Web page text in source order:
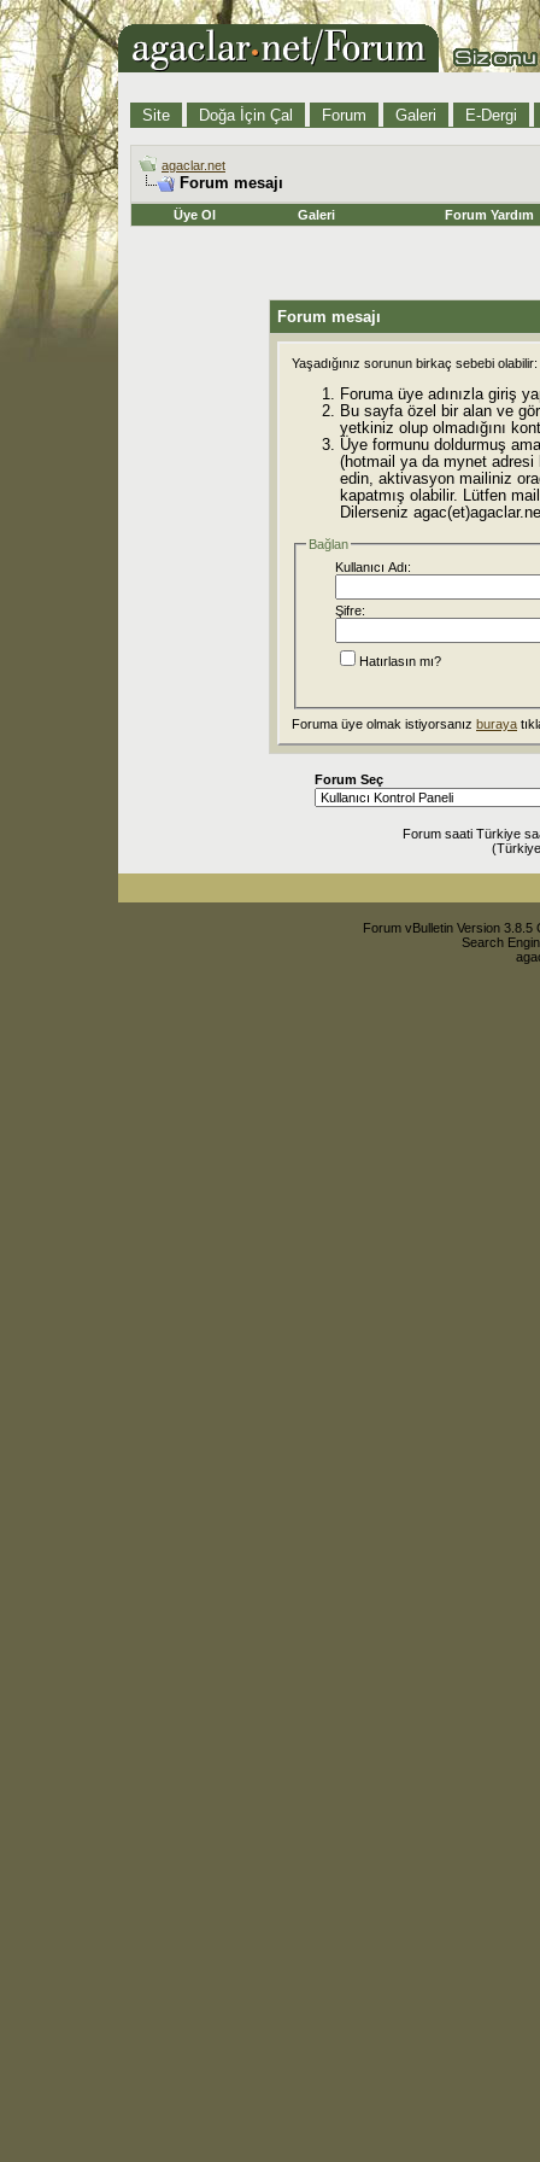
Site Doğa İçin Çal Forum Galeri E-Dergi
agaclar.net
Forum mesajı
Üye Ol Galeri Forum Yardım
Forum mesajı
Yaşadığınız sorunun birkaç sebebi olabilir:
Foruma üye adınızla giriş
Bu sayfa özel bir alan ve
yetkiniz olup olmadığını
Üye formunu doldurmuş
(hotmail ya da mynet adresi
edin, aktivasyon mailiniz
kapatmış olabilir. Lütfen
Dilerseniz
Bağlan
Kullanıcı Adı:
Şifre:
Hatırlasın mı?
Foruma üye olmak istiyorsanız buraya
Forum Seç
Forum saati Türkiye
Forum vBulletin Version
Search